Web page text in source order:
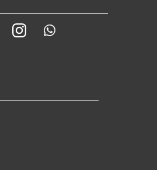
YoutubeInstagram